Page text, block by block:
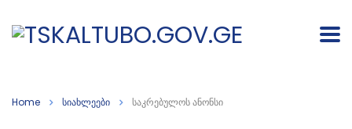
Home სიახლეები საკრებულოს ანონსი